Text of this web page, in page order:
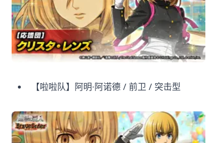
【啦啦队】阿明·阿诺德 / 前卫 / 突击型